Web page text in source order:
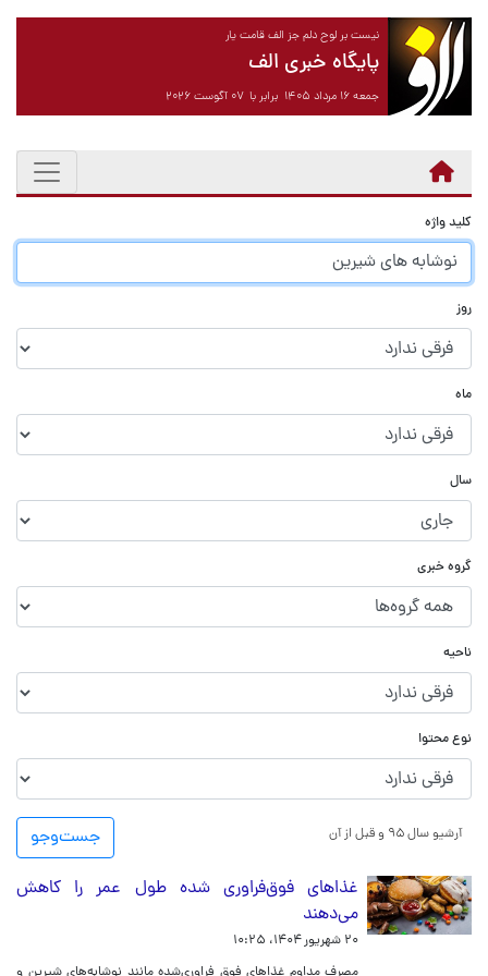
نیست بر لوح دلم جز الف قامت یار
پایگاه خبری الف
جمعه ۱۶ مرداد ۱۴۰۵ برابر با ۰۷ آگوست ۲۰۲۶
کلید واژه
روز
ماه
سال
گروه خبری
ناحیه
نوع محتوا
جست‌و‌جو آرشیو سال ۹۵ و قبل از آن
غذاهای فوق‌فراوری شده طول عمر را کاهش
می‌دهند
۲۰ شهریور ۱۴۰۴، ۱۰:۲۵